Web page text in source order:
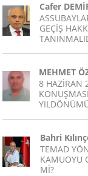
Cafer
GEÇİŞ
MEHMET
8 HAZİRAN
Bahri
TEMAD
KAMUOYU
Mİ?